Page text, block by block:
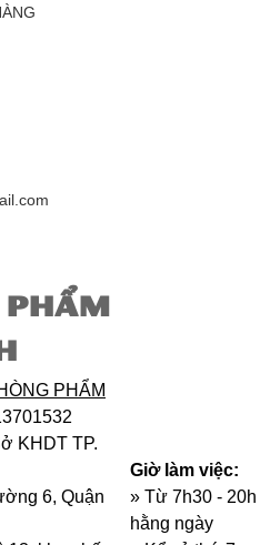
cho quý khách là hàng mới
đai nguyên kiện.
đối với nhà sản xuất hoặc
sản phẩm bị lỗi hoặc hỏng hóc
PHẨM
PHẨM
KHDT TP.
6, Quận
Giờ làm việc:
» Từ 7h30 - 20h
hằng ngày